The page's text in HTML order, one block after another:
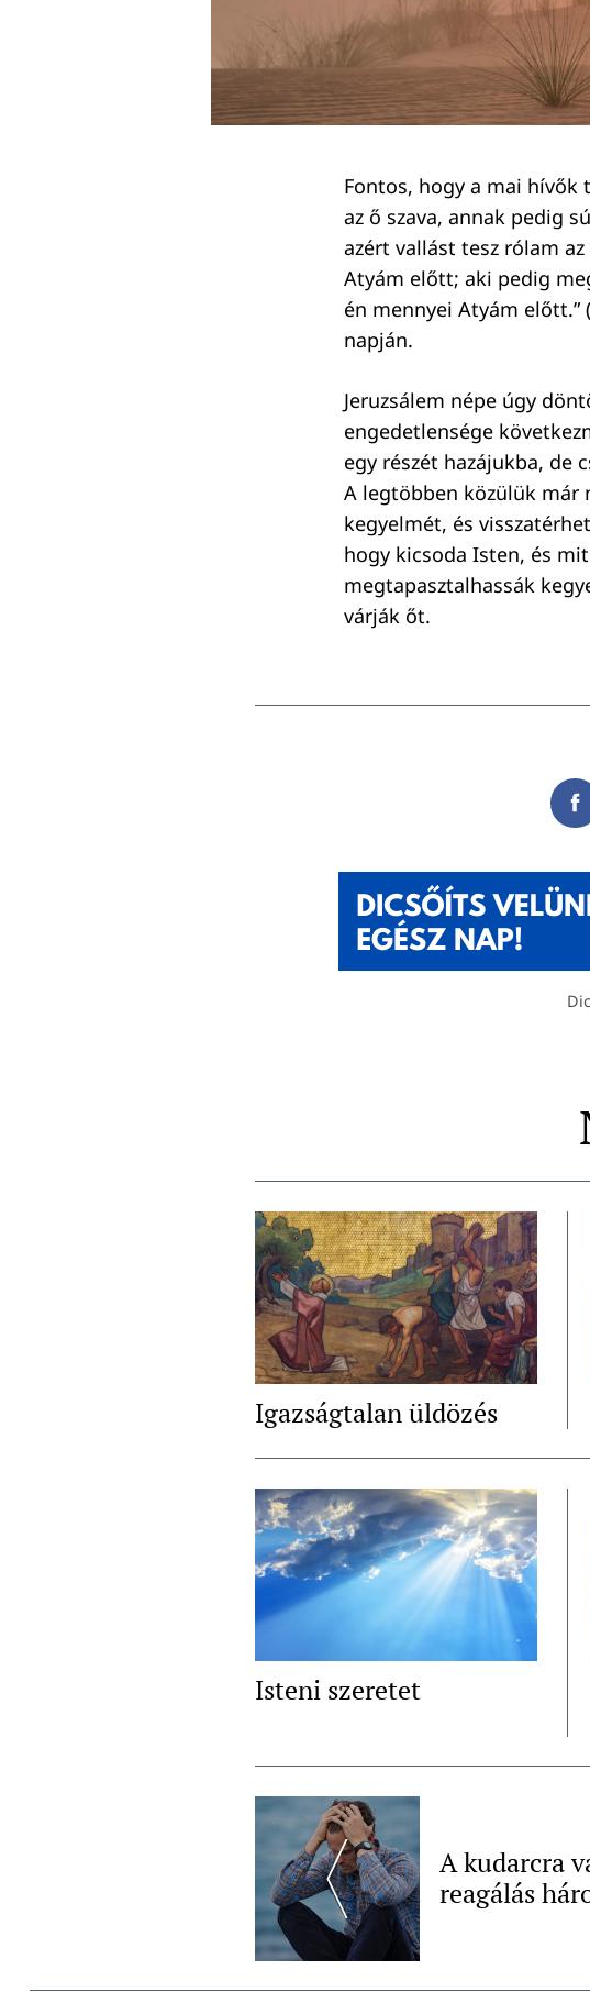
Fontos, hogy a mai hívők
az ő szava, annak pedig
azért vallást tesz rólam
Atyám előtt; aki pedig
én mennyei Atyám előtt.”
napján.
Jeruzsálem népe úgy
engedetlensége
egy részét hazájukba, de
A legtöbben közülük már
kegyelmét, és
hogy kicsoda Isten, és
megtapasztalhassák
várják őt.
Igazságtalan üldözés
Isteni szeretet
Post
NavigationA kudarcra
reagálás
Keresés: